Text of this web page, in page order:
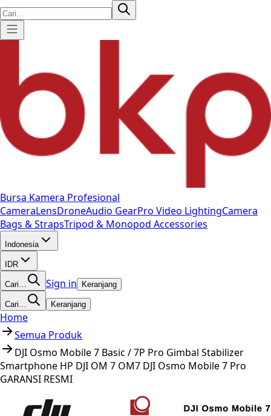
Bursa Kamera Profesional
CameraLensDroneAudio GearPro Video LightingCamera
Bags & StrapsTripod & Monopod Accessories
Indonesia
IDR
Cari… Sign in Keranjang
Cari… Keranjang
Home
Semua Produk
DJI Osmo Mobile 7 Basic / 7P Pro Gimbal Stabilizer
Smartphone HP DJI OM 7 OM7 DJI Osmo Mobile 7 Pro
GARANSI RESMI